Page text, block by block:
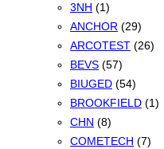
3NH (1)
ANCHOR (29)
ARCOTEST (26)
BEVS (57)
BIUGED (54)
BROOKFIELD (1)
CHN (8)
COMETECH (7)